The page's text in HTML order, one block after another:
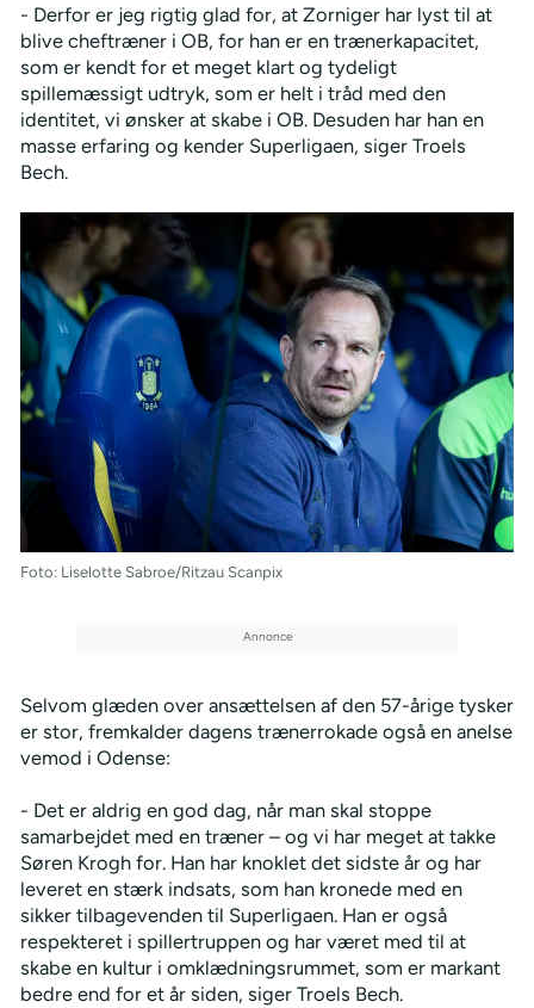
- Derfor er jeg rigtig glad for, at Zorniger har lyst til at
blive cheftræner i OB, for han er en trænerkapacitet,
som er kendt for et meget klart og tydeligt
spillemæssigt udtryk, som er helt i tråd med den
identitet, vi ønsker at skabe i OB. Desuden har han en
masse erfaring og kender Superligaen, siger Troels
Bech.
Foto: Liselotte Sabroe/Ritzau Scanpix
Selvom glæden over ansættelsen af den 57-årige tysker
er stor, fremkalder dagens trænerrokade også en anelse
vemod i Odense:
- Det er aldrig en god dag, når man skal stoppe
samarbejdet med en træner – og vi har meget at takke
Søren Krogh for. Han har knoklet det sidste år og har
leveret en stærk indsats, som han kronede med en
sikker tilbagevenden til Superligaen. Han er også
respekteret i spillertruppen og har været med til at
skabe en kultur i omklædningsrummet, som er markant
bedre end for et år siden, siger Troels Bech.